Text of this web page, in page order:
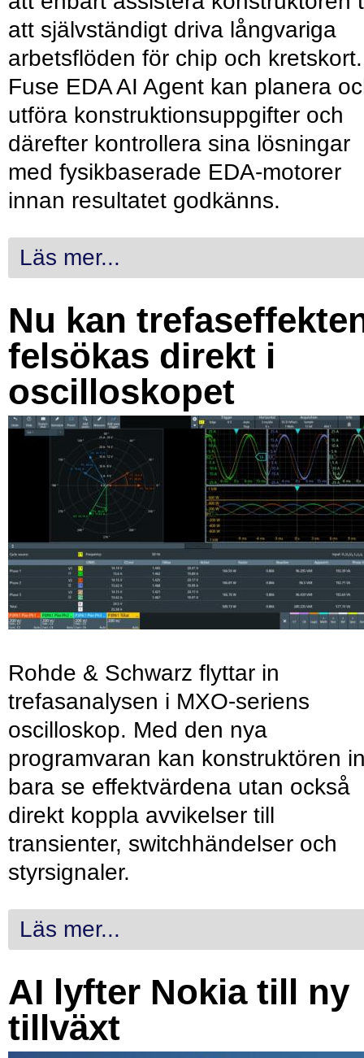
att självständigt driva långvariga
arbetsflöden för chip och kretskort.
Fuse EDA AI Agent kan planera
utföra konstruktionsuppgifter och
därefter kontrollera sina lösningar
med fysikbaserade EDA-motorer
innan resultatet godkänns.
Läs mer...
Nu kan
felsökas direkt i
oscilloskopet
Rohde & Schwarz flyttar in
trefasanalysen i MXO-seriens
oscilloskop. Med den nya
programvaran kan konstruktören
bara se effektvärdena utan också
direkt koppla avvikelser till
transienter, switchhändelser och
styrsignaler.
Läs mer...
AI lyfter Nokia till ny
tillväxt